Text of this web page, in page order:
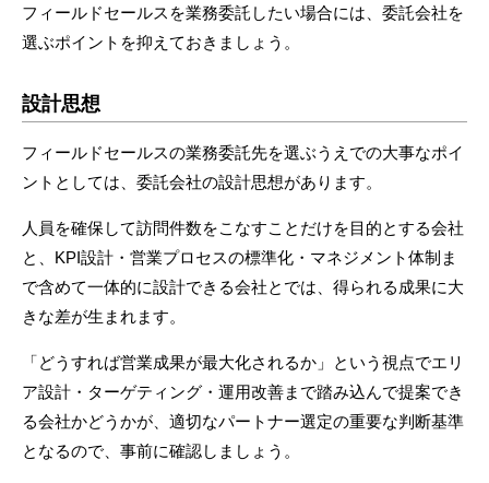
フィールドセールスを業務委託したい場合には、委託会社を
選ぶポイントを抑えておきましょう。
設計思想
フィールドセールスの業務委託先を選ぶうえでの大事なポイ
ントとしては、委託会社の設計思想があります。
人員を確保して訪問件数をこなすことだけを目的とする会社
と、KPI設計・営業プロセスの標準化・マネジメント体制ま
で含めて一体的に設計できる会社とでは、得られる成果に大
きな差が生まれます。
「どうすれば営業成果が最大化されるか」という視点でエリ
ア設計・ターゲティング・運用改善まで踏み込んで提案でき
る会社かどうかが、適切なパートナー選定の重要な判断基準
となるので、事前に確認しましょう。